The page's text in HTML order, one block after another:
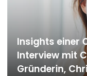
Insights einer
Interview mit
Gründerin,